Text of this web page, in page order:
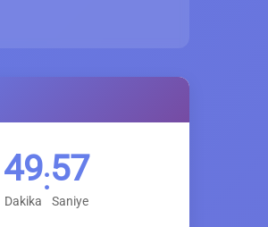
49
Dakika
:56
Saniye